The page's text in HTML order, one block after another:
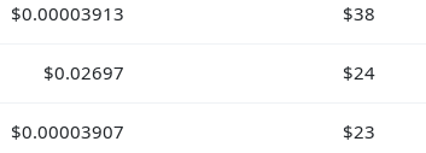
$0.00003913 $38
$0.02697 $24
$0.00003907 $23